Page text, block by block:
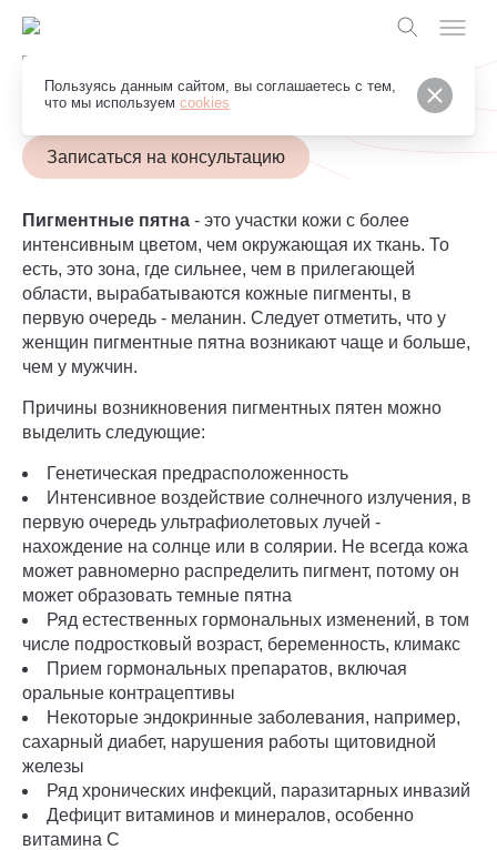
Пользуясь данным сайтом, вы соглашаетесь с тем,
что мы используем cookies
Грейс Клуб
О пигментации
Записаться на консультацию
Пигментные пятна - это участки кожи с более
интенсивным цветом, чем окружающая их ткань. То
есть, это зона, где сильнее, чем в прилегающей
области, вырабатываются кожные пигменты, в
первую очередь - меланин. Следует отметить, что у
женщин пигментные пятна возникают чаще и больше,
чем у мужчин.
Причины возникновения пигментных пятен можно
выделить следующие:
Генетическая предрасположенность
Интенсивное воздействие солнечного излучения, в
первую очередь ультрафиолетовых лучей -
нахождение на солнце или в солярии. Не всегда кожа
может равномерно распределить пигмент, потому он
может образовать темные пятна
Ряд естественных гормональных изменений, в том
числе подростковый возраст, беременность, климакс
Прием гормональных препаратов, включая
оральные контрацептивы
Некоторые эндокринные заболевания, например,
сахарный диабет, нарушения работы щитовидной
железы
Ряд хронических инфекций, паразитарных инвазий
Дефицит витаминов и минералов, особенно
витамина С